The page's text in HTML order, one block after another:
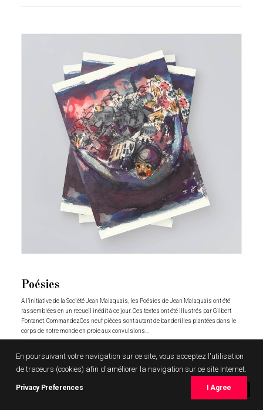
Poésies
A l’initiative de la Société Jean Malaquais, les Poésies de Jean Malaquais ont été
rassemblées en un recueil inédit à ce jour. Ces textes ont été illustrés par Gilbert
Fontanet. CommandezCes neuf pièces sont autant de banderilles plantées dans le
corps de notre monde en proie aux convulsions…
En poursuivant votre navigation sur ce site, vous acceptez l'utilisation
de traceurs (cookies) afin d'améliorer la navigation sur ce site Internet.
Privacy Preferences I Agree